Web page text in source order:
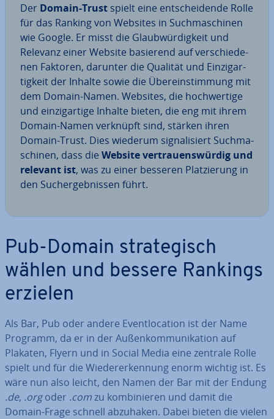
Der Domain-Trust spielt eine ent­schei­den­de Rolle
für das Ranking von Websites in Such­ma­schi­nen
wie Google. Er misst die Glaub­wür­dig­keit und
Relevanz einer Website basierend auf ver­schie­de­
nen Faktoren, darunter die Qualität und Ein­zig­ar­
tig­keit der Inhalte sowie die Über­ein­stim­mung mit
dem Domain-Namen. Websites, die hoch­wer­ti­ge
und ein­zig­ar­ti­ge Inhalte bieten, die eng mit ihrem
Domain-Namen verknüpft sind, stärken ihren
Domain-Trust. Dies wiederum si­gna­li­siert Such­ma­
schi­nen, dass die Website ver­trau­ens­wür­dig und
relevant ist, was zu einer besseren Plat­zie­rung in
den Such­ergeb­nis­sen führt.
Pub-Domain stra­te­gisch
wählen und bessere Rankings
erzielen
Als Bar, Pub oder andere Event­lo­ca­ti­on ist der Name
Programm, da er in der Au­ßen­kom­mu­ni­ka­ti­on auf
Plakaten, Flyern und in Social Media eine zentrale Rolle
spielt und für die Wie­der­erken­nung enorm wichtig ist. Es
wäre nun also leicht, den Namen der Bar mit der Endung
.de, .orgoder .comzu kom­bi­nie­ren und damit die
Domain-Frage schnell abzuhaken. Dabei bieten die vielen